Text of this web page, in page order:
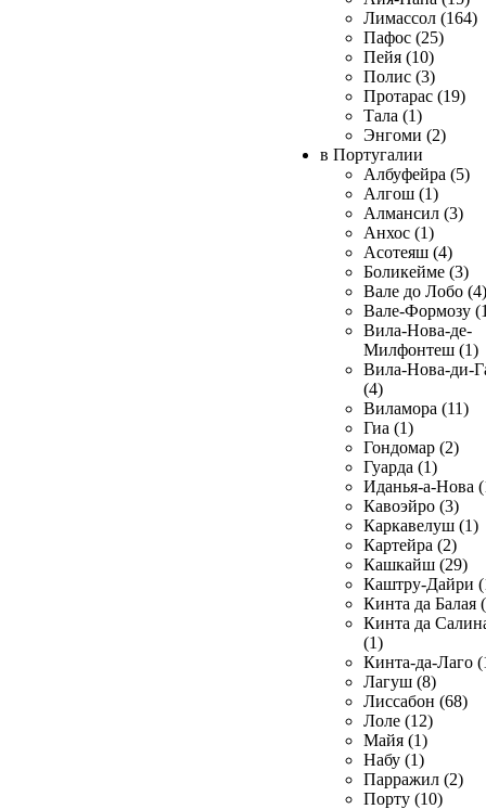
Лимассол (164)
Пафос (25)
Пейя (10)
Полис (3)
Протарас (19)
Тала (1)
Энгоми (2)
в Португалии
Албуфейра (5)
Алгош (1)
Алмансил (3)
Анхос (1)
Асотеяш (4)
Боликейме (3)
Вале до Лобо (4)
Вале-Формозу
Вила-Нова-де-
Милфонтеш (1)
Вила-Нова-ди-
(4)
Виламора (11)
Гиа (1)
Гондомар (2)
Гуарда (1)
Иданья-а-Нова
Кавоэйро (3)
Каркавелуш (1)
Картейра (2)
Кашкайш (29)
Каштру-Дайри
Кинта да Балая
Кинта да
(1)
Кинта-да-Лаго
Лагуш (8)
Лиссабон (68)
Лоле (12)
Майя (1)
Набу (1)
Парражил (2)
Порту (10)